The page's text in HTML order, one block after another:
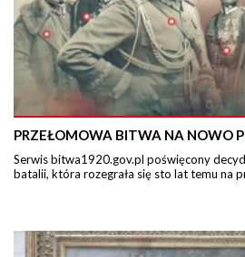
PRZEŁOMOWA BITWA NA NOWO
Serwis bitwa1920.gov.pl poświęcony
batalii, która rozegrała się sto lat temu na